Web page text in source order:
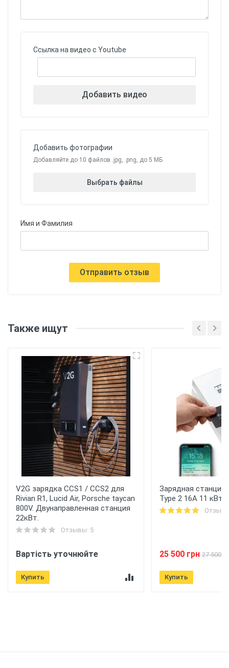
Ссылка на видео с Youtube
Добавить видео
Добавить фотографии
Добавляйте до 10 файлов .jpg, .png, до 5 МБ
Выбрать файлы
Имя и Фамилия
Отправить отзыв
Также ищут
V2G зарядка CCS1 / CCS2 для
Rivian R1, Lucid Air, Porsche taycan
800V. Двунаправленная станция
22кВт.
Отзывы: 5
Вартість уточнюйте
Купить
Зарядная станция
Type 2 16A 11 кВт
25 500 грн 27 500
Купить